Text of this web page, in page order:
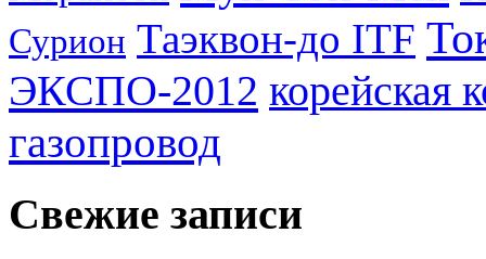
Сурион Таэквон-до ITF
ЭКСПО-2012 корейская
газопровод
Свежие записи